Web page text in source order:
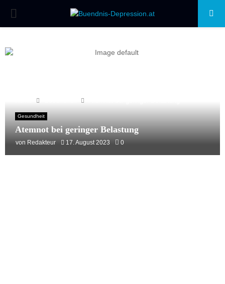
PRIMARY
Gesundheit
Atemnot bei geringer Belastung
von Redakteur 17. August 2023 0